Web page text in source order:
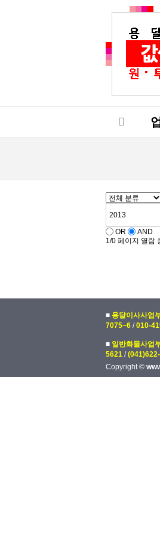
OR
AND
1/0 페이지 열람
■ 용달이사사업
7075~6 /010-
■ 일반화물사업
5621 /
Copyright ©